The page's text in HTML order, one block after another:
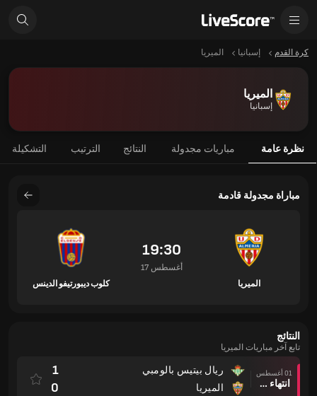
كرة القدم إسبانيا الميريا
الميريا
إسبانيا
نظرة عامة مباريات مجدولة النتائج الترتيب التشكيلة
مباراة مجدولة قادمة
الميريا
19:30
17 أغسطس
كلوب ديبورتيفو الدينس
النتائج
تابع آخر مباريات الميريا
01 أغسطس
انتهاء وقت المباراة
ريال بيتيس بالومبي
الميريا
1
0